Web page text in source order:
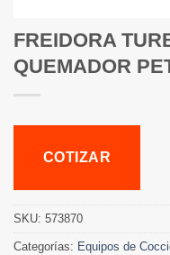
FREIDORA
QUEMADOR
COTIZAR
SKU: 573870
Categorías: Equipos de